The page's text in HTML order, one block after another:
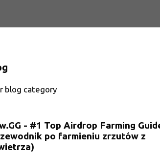
blog category
- #1 Top Airdrop Farming
po farmieniu zrzutów z